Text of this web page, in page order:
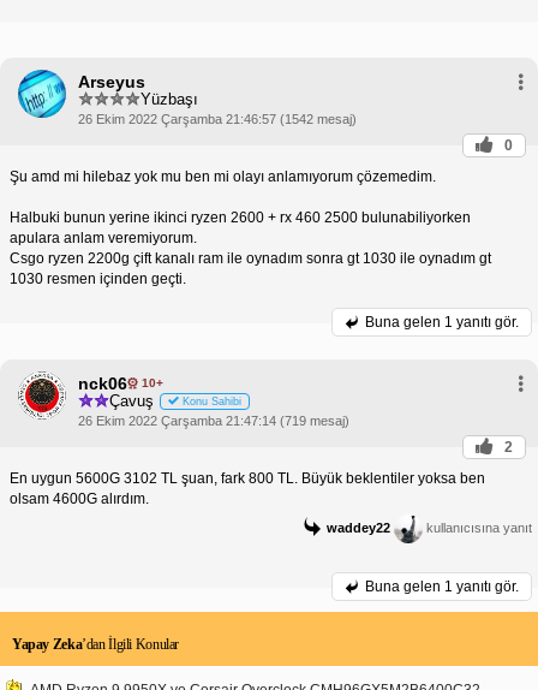
Arseyus
Yüzbaşı
26 Ekim 2022 Çarşamba 21:46:57 (1542 mesaj)
0
Şu amd mi hilebaz yok mu ben mi olayı anlamıyorum çözemedim.
Halbuki bunun yerine ikinci ryzen 2600 + rx 460 2500 bulunabiliyorken
apulara anlam veremiyorum.
Csgo ryzen 2200g çift kanalı ram ile oynadım sonra gt 1030 ile oynadım gt
1030 resmen içinden geçti.
Buna gelen 1 yanıtı gör.
nck06 10+
Çavuş Konu Sahibi
26 Ekim 2022 Çarşamba 21:47:14 (719 mesaj)
2
En uygun 5600G 3102 TL şuan, fark 800 TL. Büyük beklentiler yoksa ben
olsam 4600G alırdım.
waddey22 kullanıcısına yanıt
Buna gelen 1 yanıtı gör.
Yapay Zeka’dan İlgili Konular